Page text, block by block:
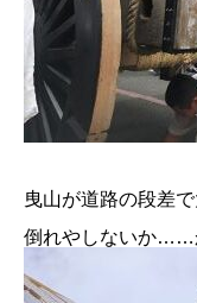
曳山が道路の段差
倒れやしないか……